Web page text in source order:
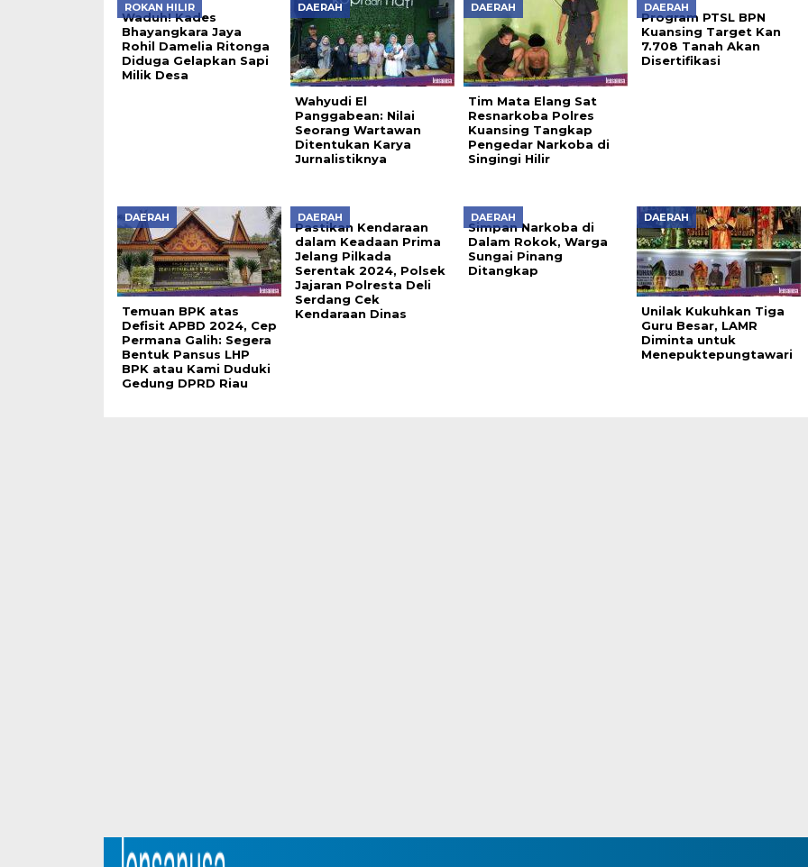
ROKAN HILIR
Waduh! Kades
Bhayangkara Jaya
Rohil Damelia Ritonga
Diduga Gelapkan Sapi
Milik Desa
DAERAH
Wahyudi El
Panggabean: Nilai
Seorang Wartawan
Ditentukan Karya
Jurnalistiknya
DAERAH
Tim Mata Elang Sat
Resnarkoba Polres
Kuansing Tangkap
Pengedar Narkoba di
Singingi Hilir
DAERAH
Program PTSL BPN
Kuansing Target Kan
7.708 Tanah Akan
Disertifikasi
DAERAH
Temuan BPK atas
Defisit APBD 2024, Cep
Permana Galih: Segera
Bentuk Pansus LHP
BPK atau Kami Duduki
Gedung DPRD Riau
DAERAH
Pastikan Kendaraan
dalam Keadaan Prima
Jelang Pilkada
Serentak 2024, Polsek
Jajaran Polresta Deli
Serdang Cek
Kendaraan Dinas
DAERAH
Simpan Narkoba di
Dalam Rokok, Warga
Sungai Pinang
Ditangkap
DAERAH
Unilak Kukuhkan Tiga
Guru Besar, LAMR
Diminta untuk
Menepuktepungtawari